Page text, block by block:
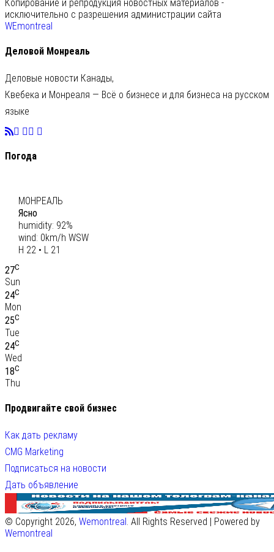
Копирование и репродукция новостных материалов -
исключительно с разрешения администрации сайта
WEmontreal
Деловой Монреаль
Деловые новости Канады,
Квебека и Монреаля — Всё о бизнесе и для бизнеса на русском
языке
Погода
МОНРЕАЛЬ
Ясно
humidity: 92%
wind: 0km/h WSW
H 22 • L 21
27C
Sun
24C
Mon
25C
Tue
24C
Wed
18C
Thu
Продвигайте свой бизнес
Как дать рекламу
CMG Marketing
Подписаться на новости
Дать объявление
© Copyright 2026, Wemontreal. All Rights Reserved | Powered by
Wemontreal